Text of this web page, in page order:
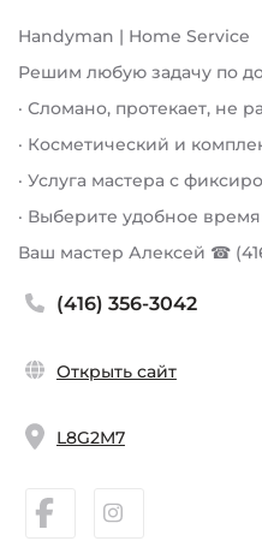
Handyman | Home Service
Решим любую задачу по
· Сломано, протекает, не
· Косметический и
· Услуга мастера с
· Выберите удобное
Ваш мастер Алексей ☎︎
(416) 356-3042
Открыть сайт
L8G2M7